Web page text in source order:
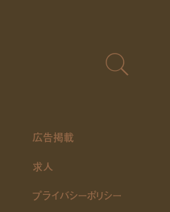
広告掲載
求人
プライバシーポリシー